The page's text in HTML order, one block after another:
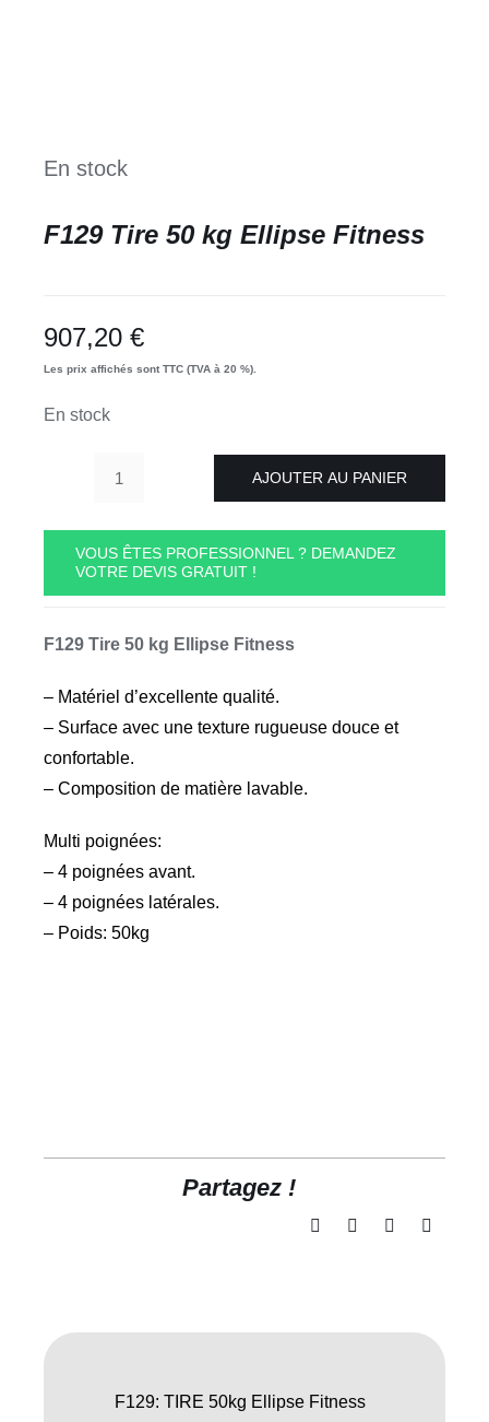
En stock
F129 Tire 50 kg Ellipse Fitness
907,20 €
Les prix affichés sont TTC (TVA à 20 %).
En stock
quantité
F129
Tire
Fitness
AJOUTER AU PANIER
VOUS ÊTES PROFESSIONNEL ? DEMANDEZ
VOTRE DEVIS GRATUIT !
F129 Tire 50 kg Ellipse Fitness
– Matériel d’excellente qualité.
– Surface avec une texture rugueuse douce et
confortable.
– Composition de matière lavable.
Multi poignées:
– 4 poignées avant.
– 4 poignées latérales.
– Poids: 50kg
Partagez !
F129: TIRE 50kg Ellipse Fitness